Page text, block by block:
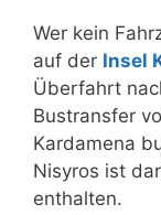
Wer kein
auf der Insel
Überfahrt
Bustransfer
Kardamena
Nisyros ist
enthalten.